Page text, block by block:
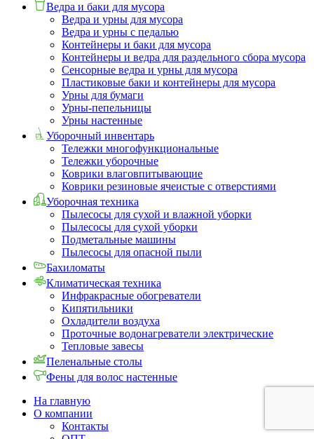
Ведра и баки для мусора
Ведра и урны для мусора
Ведра и урны с педалью
Контейнеры и баки для мусора
Контейнеры и ведра для раздельного сбора мусора
Сенсорные ведра и урны для мусора
Пластиковые баки и контейнеры для мусора
Урны для бумаги
Урны-пепельницы
Урны настенные
Уборочный инвентарь
Тележки многофункциональные
Тележки уборочные
Коврики влаговпитывающие
Коврики резиновые ячеистые с отверстиями
Уборочная техника
Пылесосы для сухой и влажной уборки
Пылесосы для сухой уборки
Подметальные машины
Пылесосы для опасной пыли
Бахиломаты
Климатическая техника
Инфракрасные обогреватели
Кипятильники
Охладители воздуха
Проточные водонагреватели электрические
Тепловые завесы
Пеленальные столы
Фены для волос настенные
На главную
О компании
Контакты